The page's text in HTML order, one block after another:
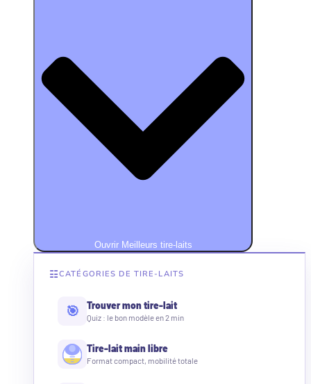
Ouvrir Meilleurs tire-laits
☷CATÉGORIES DE TIRE-LAITS
🎯 Trouver mon tire-lait
Quiz : le bon modèle en 2 min
Tire-lait main libre
Format compact, mobilité totale